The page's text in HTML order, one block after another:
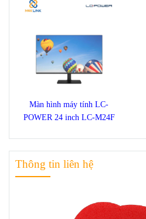
Màn hình máy tính LC-
POWER 24 inch LC-M24F
Thông tin liên hệ